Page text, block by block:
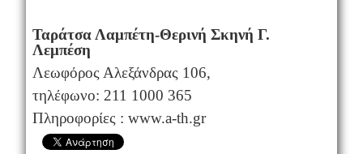
Ταράτσα Λαμπέτη-Θερινή Σκηνή Γ.
Λεμπέση
Λεωφόρος Αλεξάνδρας 106,
τηλέφωνο: 211 1000 365
Πληροφορίες : www.a-th.gr